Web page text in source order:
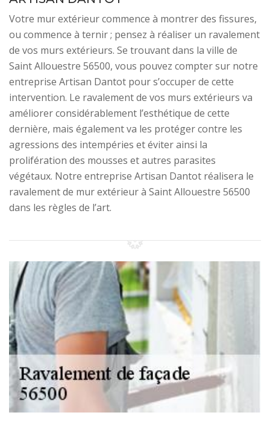
Votre mur extérieur commence à montrer des fissures,
ou commence à ternir ; pensez à réaliser un ravalement
de vos murs extérieurs. Se trouvant dans la ville de
Saint Allouestre 56500, vous pouvez compter sur notre
entreprise Artisan Dantot pour s’occuper de cette
intervention. Le ravalement de vos murs extérieurs va
améliorer considérablement l’esthétique de cette
dernière, mais également va les protéger contre les
agressions des intempéries et éviter ainsi la
prolifération des mousses et autres parasites
végétaux. Notre entreprise Artisan Dantot réalisera le
ravalement de mur extérieur à Saint Allouestre 56500
dans les règles de l’art.